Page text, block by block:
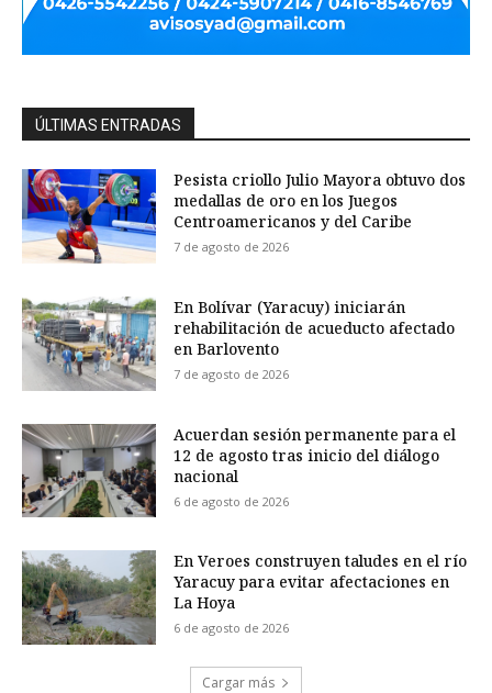
ÚLTIMAS ENTRADAS
Pesista criollo Julio Mayora obtuvo dos
medallas de oro en los Juegos
Centroamericanos y del Caribe
7 de agosto de 2026
En Bolívar (Yaracuy) iniciarán
rehabilitación de acueducto afectado
en Barlovento
7 de agosto de 2026
Acuerdan sesión permanente para el
12 de agosto tras inicio del diálogo
nacional
6 de agosto de 2026
En Veroes construyen taludes en el río
Yaracuy para evitar afectaciones en
La Hoya
6 de agosto de 2026
Cargar más